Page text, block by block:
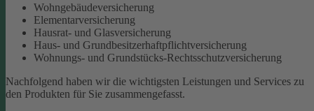
Wohngebäudeversicherung
Elementarversicherung
Hausrat- und Glasversicherung
Haus- und Grundbesitzerhaftpflichtversicherung
Wohnungs- und Grundstücks-Rechtsschutzversicherung
Nachfolgend haben wir die wichtigsten Leistungen und Services zu
den Produkten für Sie zusammengefasst.